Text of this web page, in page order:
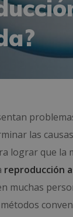
las
lograr que la
reproducción
muchas